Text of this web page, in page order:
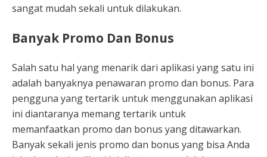
sangat mudah sekali untuk dilakukan.
Banyak Promo Dan Bonus
Salah satu hal yang menarik dari aplikasi yang satu ini
adalah banyaknya penawaran promo dan bonus. Para
pengguna yang tertarik untuk menggunakan aplikasi
ini diantaranya memang tertarik untuk
memanfaatkan promo dan bonus yang ditawarkan.
Banyak sekali jenis promo dan bonus yang bisa Anda